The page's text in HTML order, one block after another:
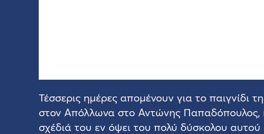
Τέσσερις ημέρες απομένουν για το παιγνίδι
στον Απόλλωνα στο Αντώνης Παπαδόπουλος,
σχέδιά του εν όψει του πολύ δύσκολου